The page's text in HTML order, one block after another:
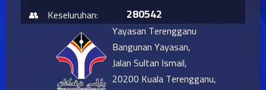
Keseluruhan: 280542
Yayasan Terengganu
Bangunan Yayasan,
Jalan Sultan Ismail,
20200 Kuala Terengganu,